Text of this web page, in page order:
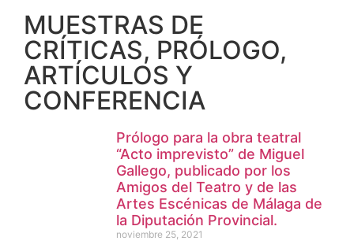
MUESTRAS DE
CRÍTICAS, PRÓLOGO,
ARTÍCULOS Y
CONFERENCIA
Prólogo para la obra teatral
“Acto imprevisto” de Miguel
Gallego, publicado por los
Amigos del Teatro y de las
Artes Escénicas de Málaga de
la Diputación Provincial.
noviembre 25, 2021